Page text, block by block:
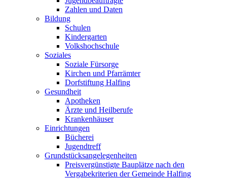
Zahlen und Daten
Bildung
Schulen
Kindergarten
Volkshochschule
Soziales
Soziale Fürsorge
Kirchen und Pfarrämter
Dorfstiftung Halfing
Gesundheit
Apotheken
Ärzte und Heilberufe
Krankenhäuser
Einrichtungen
Bücherei
Jugendtreff
Grundstücksangelegenheiten
Preisvergünstigte Bauplätze nach den
Vergabekriterien der Gemeinde Halfing